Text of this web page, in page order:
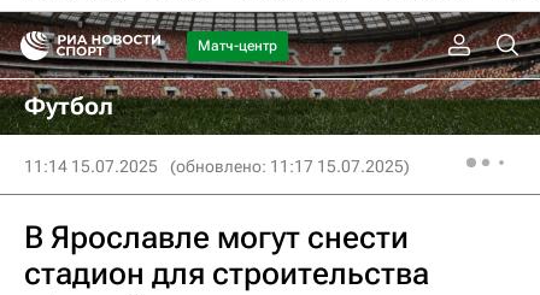
Матч-центр
Футбол
11:14 15.07.2025 (обновлено: 11:17 15.07.2025)
В Ярославле могут снести
стадион для строительства